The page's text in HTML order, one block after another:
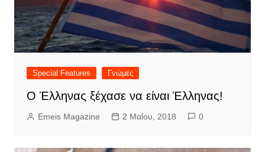
Special Features Γνώμες
Ο Έλληνας ξέχασε να είναι Έλληνας!
Emeis Magazine 2 Μαΐου, 2018 0